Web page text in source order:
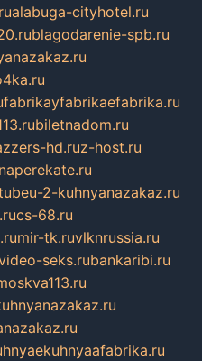
alabuga-cityhotel.ru
blagodarenie-spb.ru
fabrikayfabrikaefabrika.ru
biletnadom.ru
hd.ruz-host.ru
naperekate.ru
2-kuhnyanazakaz.ru
cs-68.ru
mir-tk.ruvlknrussia.ru
seks.rubankaribi.ru